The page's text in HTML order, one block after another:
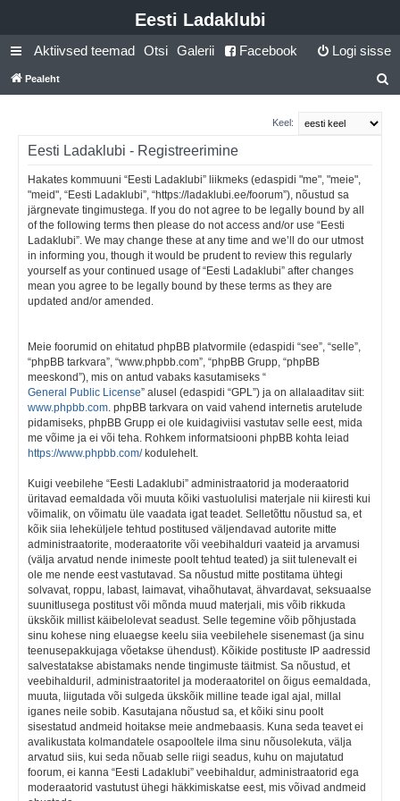
Eesti Ladaklubi
Aktiivsed teemad Otsi Galerii Facebook Logi sisse
Pealeht
t
Keel:
Eesti Ladaklubi - Registreerimine
Hakates kommuuni “Eesti Ladaklubi” liikmeks (edaspidi "me", "meie",
"meid", “Eesti Ladaklubi”, “https://ladaklubi.ee/foorum”), nõustud sa
järgnevate tingimustega. If you do not agree to be legally bound by all
of the following terms then please do not access and/or use “Eesti
Ladaklubi”. We may change these at any time and we’ll do our utmost
in informing you, though it would be prudent to review this regularly
yourself as your continued usage of “Eesti Ladaklubi” after changes
mean you agree to be legally bound by these terms as they are
updated and/or amended.
Meie foorumid on ehitatud phpBB platvormile (edaspidi “see”, “selle”,
“phpBB tarkvara”, “www.phpbb.com”, “phpBB Grupp, “phpBB
meeskond”), mis on antud vabaks kasutamiseks “
General Public License” alusel (edaspidi “GPL”) ja on allalaaditav siit:
www.phpbb.com. phpBB tarkvara on vaid vahend internetis arutelude
pidamiseks, phpBB Grupp ei ole kuidagiviisi vastutav selle eest, mida
me võime ja ei või teha. Rohkem informatsiooni phpBB kohta leiad
https://www.phpbb.com/kodulehelt.
Kuigi veebilehe “Eesti Ladaklubi” administraatorid ja moderaatorid
üritavad eemaldada või muuta kõiki vastuolulisi materjale nii kiiresti kui
võimalik, on võimatu üle vaadata igat teadet. Selletõttu nõustud sa, et
kõik siia leheküljele tehtud postitused väljendavad autorite mitte
administraatorite, moderaatorite või veebihalduri vaateid ja arvamusi
(välja arvatud nende inimeste poolt tehtud teated) ja siit tulenevalt ei
ole me nende eest vastutavad. Sa nõustud mitte postitama ühtegi
solvavat, roppu, labast, laimavat, vihaõhutavat, ähvardavat, seksuaalse
suunitlusega postitust või mõnda muud materjali, mis võib rikkuda
ükskõik millist käibelolevat seadust. Selle tegemine võib põhjustada
sinu kohese ning eluaegse keelu siia veebilehele sisenemast (ja sinu
teenusepakkujaga võetakse ühendust). Kõikide postituste IP aadressid
salvestatakse abistamaks nende tingimuste täitmist. Sa nõustud, et
veebihalduril, administraatoritel ja moderaatoritel on õigus eemaldada,
muuta, liigutada või sulgeda ükskõik milline teade igal ajal, millal
iganes neile sobib. Kasutajana nõustud sa, et kõiki sinu poolt
sisestatud andmeid hoitakse meie andmebaasis. Kuna seda teavet ei
avalikustata kolmandatele osapooltele ilma sinu nõusolekuta, välja
arvatud siis, kui seda nõuab selle riigi seadus, kuhu on majutatud
foorum, ei kanna “Eesti Ladaklubi” veebihaldur, administraatorid ega
moderaatorid vastutust ühegi häkkimiskatse eest, mis võivad andmeid